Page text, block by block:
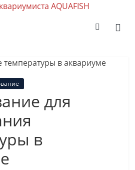
для
в